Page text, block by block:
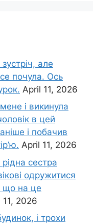
але
почула. Ось
April 11, 2026
і викинула
в цей
і побачив
April 11, 2026
сестра
одружитися
що на це
11, 2026
і трохи